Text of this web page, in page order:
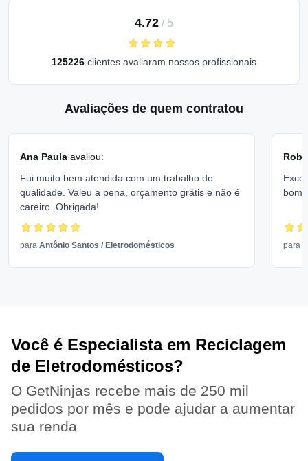
4.72 / 5
125226 clientes avaliaram nossos profissionais
Avaliações de quem contratou
Ana Paula avaliou:
Fui muito bem atendida com um trabalho de
qualidade. Valeu a pena, orçamento grátis e não é
careiro. Obrigada!
para Antônio Santos / Eletrodomésticos
bom
para
Você é Especialista em Reciclagem
de Eletrodomésticos?
O GetNinjas recebe mais de 250 mil
pedidos por mês e pode ajudar a aumentar
sua renda